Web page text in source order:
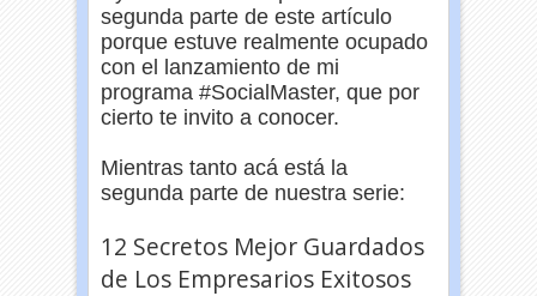
segunda parte de este artículo
porque estuve realmente ocupado
con el lanzamiento de mi
programa #SocialMaster, que por
cierto te invito a conocer.
Mientras tanto acá está la
segunda parte de nuestra serie:
12 Secretos Mejor Guardados
de Los Empresarios Exitosos